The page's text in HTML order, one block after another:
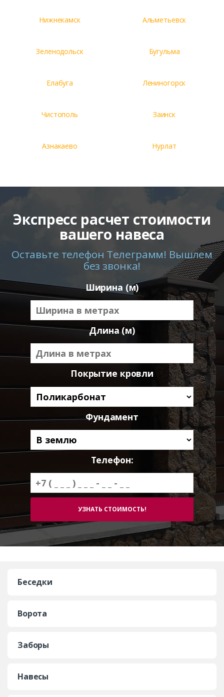
Нижнекамск Альметьевск
Зеленодольск Бугульма
Елабуга Лениногорск
Чистополь Заинск
Азнакаево Нурлат
Экспресс расчет стоимости
вашего навеса
Оставьте телефон Телеграмм! Вышлем
без звонка!
Ширина (м)
Длина (м)
Покрытие кровли
Фундамент
Телефон:
Беседки
Ворота
Заборы
Навесы